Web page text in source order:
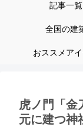
記事一覧
全国の建
おススメア
虎ノ門「金
元に建つ神